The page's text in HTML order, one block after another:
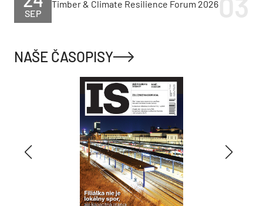
SEP
Timber & Climate Resilience Forum 2026
NAŠE ČASOPISY